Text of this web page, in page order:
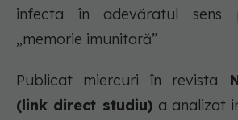
infecta în adevăratul
„memorie imunitară”
Publicat miercuri în revista
(link direct studiu) a analizat